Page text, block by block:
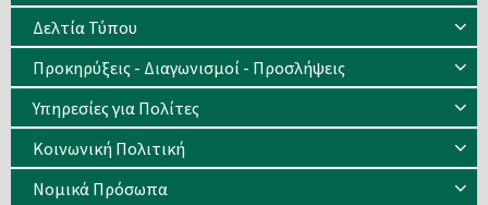
Δελτία Τύπου
Προκηρύξεις - Διαγωνισμοί - Προσλήψεις
Υπηρεσίες για Πολίτες
Κοινωνική Πολιτική
Νομικά Πρόσωπα